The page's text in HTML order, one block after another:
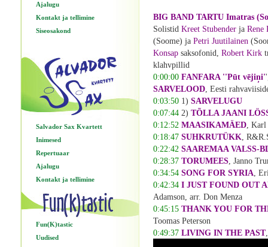
Ajalugu
Kontakt ja tellimine
Siseosakond
Salvador Sax Kvartett
Inimesed
Repertuaar
Ajalugu
Kontakt ja tellimine
Fun(K)tastic
Uudised
BIG BAND TARTU Imatras
Solistid Kreet Stubenderja Rene
(Soome) ja Petri Juutilainen
Konsapsaksofonid, Robert Kirk
klahvpillid
0:00:00 FANFARA ''Pūt vējiņi'
SARVELOOD, Eesti
0:03:501) SARVELUGU
0:07:442) TÕLLA JAANI
0:12:52 MAASIKAMÄED, Karl
0:18:47 SUHKRUTÜKK ,
0:22:42 SAAREMAA VALSS-
0:28:37 TORUMEES, Janno
0:34:54 SONG FOR SYRIA ,
0:42:34 I JUST FOUND OUT
Adamson, arr. Don Menza
0:45:15 THANK YOU FOR
Toomas Peterson
0:49:37 LIVING IN THE PAST